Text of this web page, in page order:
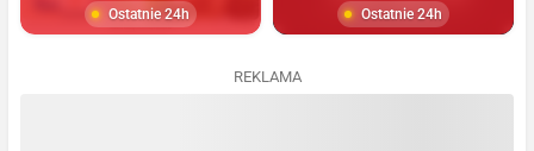
Ostatnie 24h Ostatnie 24h
REKLAMA